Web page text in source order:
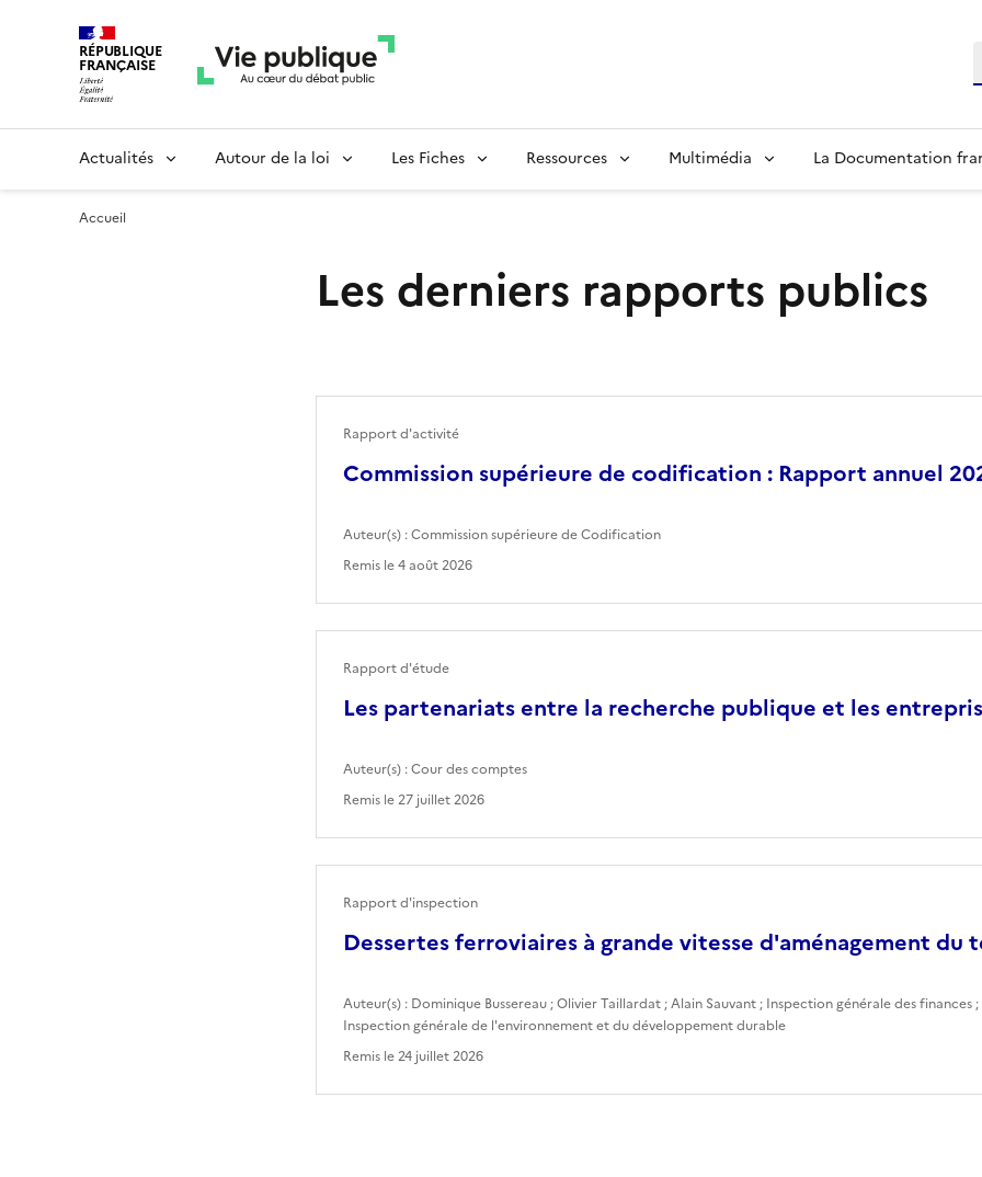
RÉPUBLIQUE
FRANÇAISE
Actualités Autour de la loi Les Fiches Ressources Multimédia La Documentation
Accueil
Les derniers rapports publics
Commission supérieure de codification : Rapport annuel
Rapport d'activité
Auteur(s) :Commission supérieure de Codification
Remis le4 août 2026
Les partenariats entre la recherche publique et les
Rapport d'étude
Auteur(s) :Cour des comptes
Remis le27 juillet 2026
Dessertes ferroviaires à grande vitesse d'aménagement du
Rapport d'inspection
Auteur(s) : Dominique Bussereau ;Olivier Taillardat ;Alain Sauvant ; Inspection générale des finances ;
Inspection générale de l'environnement et du développement durable
Remis le24 juillet 2026